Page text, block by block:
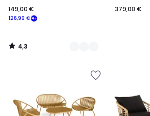
126,99 €
149,00 €
4,3
/
PATIO
379,00 €